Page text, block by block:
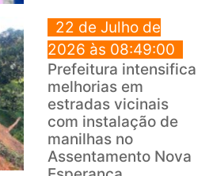
22 de Julho de
2026 às 08:49:00
Prefeitura intensifica
melhorias em
estradas vicinais
com instalação de
manilhas no
Assentamento Nova